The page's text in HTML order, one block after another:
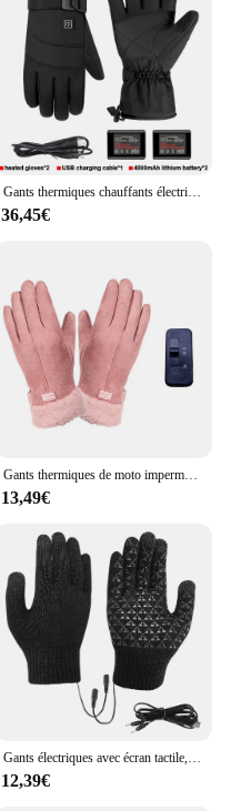
Gants thermiques chauffants électriques USB pour hommes et femmes, mitaines métropolitaines, imperméables, chauds, ski, moto, cyclisme, hiver
36,45€
Gants thermiques de moto imperméables rechargeables, gants chauffants, mitaines chaudes, moto métropolitaine, hiver, nouveau
13,49€
Gants électriques avec écran tactile, mitaines d'équitation en plein air, gants de ski métropolitains USB, randonnée, canadisme, camping
12,39€